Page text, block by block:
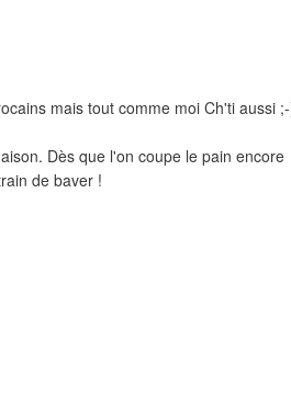
mais tout comme moi Ch'ti aussi
Dès que l'on coupe le pain encore
de baver !